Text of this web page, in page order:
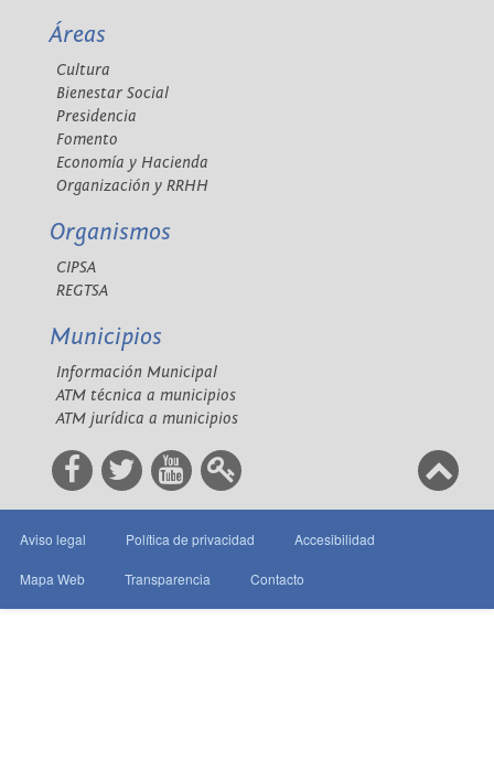
Áreas
Cultura
Bienestar Social
Presidencia
Fomento
Economía y Hacienda
Organización y RRHH
Organismos
CIPSA
REGTSA
Municipios
Información Municipal
ATM técnica a municipios
ATM jurídica a municipios
Aviso legal Política de privacidad Accesibilidad
Mapa Web Transparencia Contacto